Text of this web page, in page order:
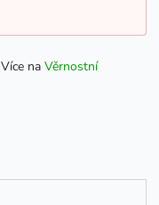
Více na Věrnostní